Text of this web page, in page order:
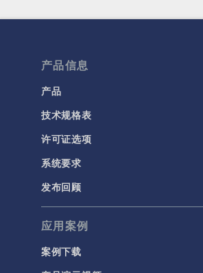
产品信息
产品
技术规格表
许可证选项
系统要求
发布回顾
应用案例
案例下载